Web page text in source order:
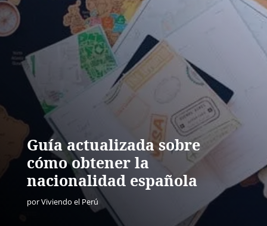
Guía actualizada sobre
cómo obtener la
nacionalidad española
porViviendo el Perú